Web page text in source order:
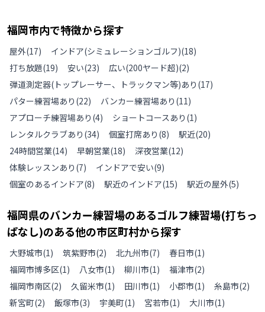
福岡市内で特徴から探す
屋外(17) インドア(シミュレーションゴルフ)(18)
打ち放題(19) 安い(23) 広い(200ヤード超)(2)
弾道測定器(トップレーサー、トラックマン等)あり (17)
パター練習場あり (22) バンカー練習場あり (11)
アプローチ練習場あり (4) ショートコースあり (1)
レンタルクラブあり (34) 個室打席あり (8) 駅近(20)
24時間営業(14) 早朝営業(18) 深夜営業(12)
体験レッスンあり (7) インドアで安い(9)
個室のあるインドア(8) 駅近のインドア(15) 駅近の屋外(5)
福岡県のバンカー練習場のあるゴルフ練習場(打ちっ
ぱなし)のある他の市区町村から探す
大野城市(1) 筑紫野市(2) 北九州市(7) 春日市(1)
福岡市博多区(1) 八女市(1) 柳川市(1) 福津市(2)
福岡市南区(2) 久留米市(1) 田川市(1) 小郡市(1) 糸島市(2)
新宮町(2) 飯塚市(3) 宇美町(1) 宮若市(1) 大川市(1)